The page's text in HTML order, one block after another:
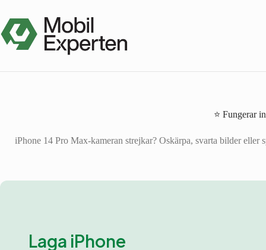
innehåll
⭐ Fungerar
iPhone 14 Pro Max-kameran strejkar? Oskärpa, svarta bilder
Laga iPhone